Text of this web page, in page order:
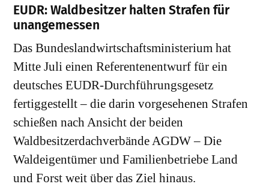
EUDR: Waldbesitzer halten Strafen für
unangemessen
Das Bundeslandwirtschaftsministerium hat
Mitte Juli einen Referentenentwurf für ein
deutsches EUDR-Durchführungsgesetz
fertiggestellt – die darin vorgesehenen Strafen
schießen nach Ansicht der beiden
Waldbesitzerdachverbände AGDW – Die
Waldeigentümer und Familienbetriebe Land
und Forst weit über das Ziel hinaus.